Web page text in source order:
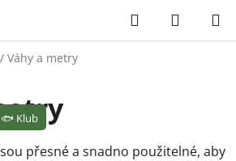
Hledat
KOŠÍK
/ Váhy a metry
přesné a snadno použitelné, aby
🐟 Klub